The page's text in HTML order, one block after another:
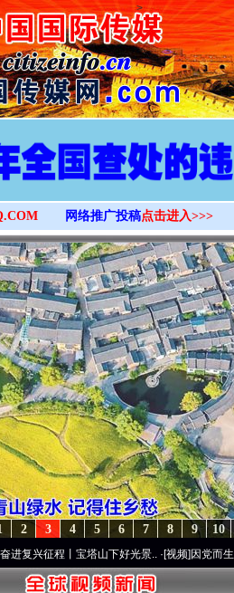
>
网络推广投稿点击进入>>>
10
9
8
7
6
5
4
3
2
丨宝塔山下好光景..·[视频]因党而生 为党而